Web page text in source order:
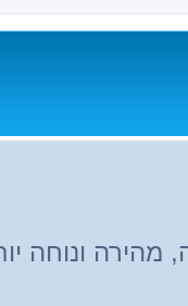
ונוחה